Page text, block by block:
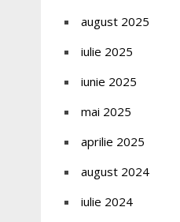
august 2025
iulie 2025
iunie 2025
mai 2025
aprilie 2025
august 2024
iulie 2024